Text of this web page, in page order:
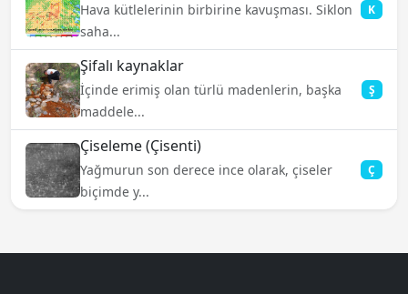
Hava kütlelerinin birbirine kavuşması. Siklon
saha...
K
Şifalı kaynaklar
İçinde erimiş olan türlü madenlerin, başka
maddele...
Ş
Çiseleme (Çisenti)
Yağmurun son derece ince olarak, çiseler
biçimde y...
Ç